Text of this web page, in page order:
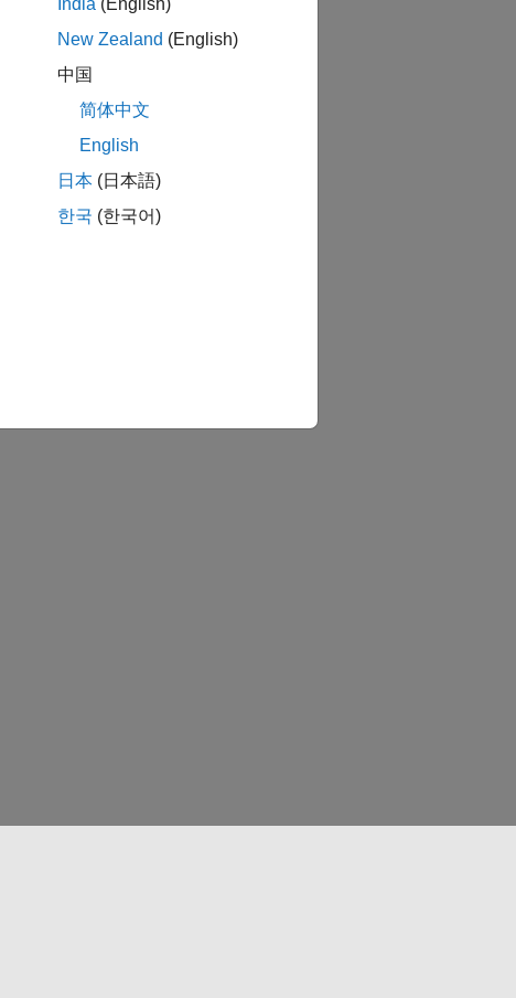
India (English)
New Zealand (English)
中国
简体中文
English
日本 (日本語)
한국 (한국어)